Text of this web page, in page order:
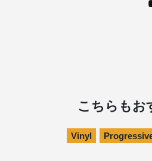
こちらもお
Vinyl